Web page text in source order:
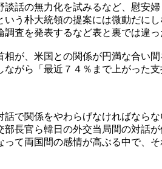
話の無力化を試みるなど、慰
う朴大統領の提案には微動だに
査を発表するなど表と裏では違っ
が、米国との関係が円満な合い
がら「最近７４％まで上がった
で関係をやわらげなければなら
長官ら韓日の外交当局間の対話
て両国間の感情が高ぶる中で、